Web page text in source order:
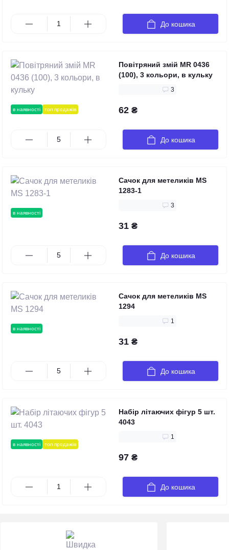
До кошика
в наявності топ продажів
Повітряний змій MR 0436
(100), 3 кольори, в кульку
3
62 ₴
До кошика
в наявності
Сачок для метеликів MS
1283-1
3
31 ₴
До кошика
в наявності
Сачок для метеликів MS
1294
1
31 ₴
До кошика
в наявності топ продажів
Набір літаючих фігур 5 шт.
4043
1
97 ₴
До кошика